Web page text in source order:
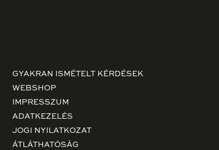
GYAKRAN ISMÉTELT KÉRDÉSEK
WEBSHOP
IMPRESSZUM
ADATKEZELÉS
JOGI NYILATKOZAT
ÁTLÁTHATÓSÁG